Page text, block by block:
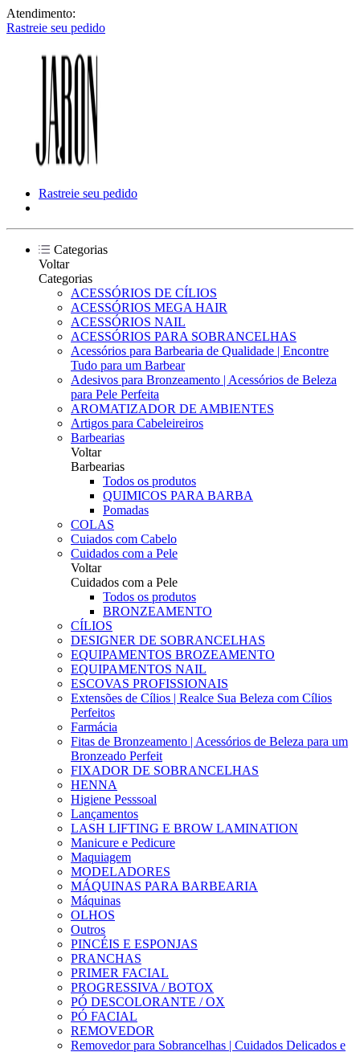
Atendimento:
Rastreie seu pedido
Rastreie seu pedido
Categorias
Voltar
Categorias
ACESSÓRIOS DE CÍLIOS
ACESSÓRIOS MEGA HAIR
ACESSÓRIOS NAIL
ACESSÓRIOS PARA SOBRANCELHAS
Acessórios para Barbearia de Qualidade | Encontre
Tudo para um Barbear
Adesivos para Bronzeamento | Acessórios de Beleza
para Pele Perfeita
AROMATIZADOR DE AMBIENTES
Artigos para Cabeleireiros
Barbearias
Voltar
Barbearias
Todos os produtos
QUIMICOS PARA BARBA
Pomadas
COLAS
Cuiados com Cabelo
Cuidados com a Pele
Voltar
Cuidados com a Pele
Todos os produtos
BRONZEAMENTO
CÍLIOS
DESIGNER DE SOBRANCELHAS
EQUIPAMENTOS BROZEAMENTO
EQUIPAMENTOS NAIL
ESCOVAS PROFISSIONAIS
Extensões de Cílios | Realce Sua Beleza com Cílios
Perfeitos
Farmácia
Fitas de Bronzeamento | Acessórios de Beleza para um
Bronzeado Perfeit
FIXADOR DE SOBRANCELHAS
HENNA
Higiene Pesssoal
Lançamentos
LASH LIFTING E BROW LAMINATION
Manicure e Pedicure
Maquiagem
MODELADORES
MÁQUINAS PARA BARBEARIA
Máquinas
OLHOS
Outros
PINCÉIS E ESPONJAS
PRANCHAS
PRIMER FACIAL
PROGRESSIVA / BOTOX
PÓ DESCOLORANTE / OX
PÓ FACIAL
REMOVEDOR
Removedor para Sobrancelhas | Cuidados Delicados e